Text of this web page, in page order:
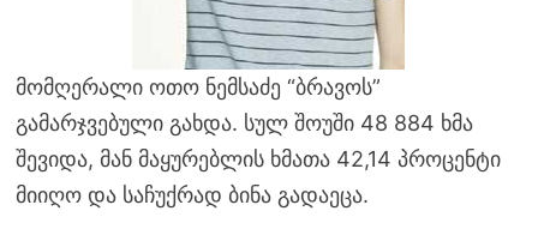
მომღერალი ოთო ნემსაძე “ბრავოს”
გამარჯვებული გახდა. სულ შოუში 48 884 ხმა
შევიდა, მან მაყურებლის ხმათა 42,14 პროცენტი
მიიღო და საჩუქრად ბინა გადაეცა.